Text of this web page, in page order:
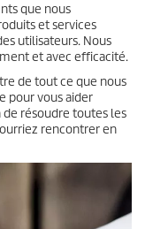
que nous
et services
utilisateurs. Nous
et avec efficacité.
de tout ce que nous
pour vous aider
résoudre toutes les
rencontrer en